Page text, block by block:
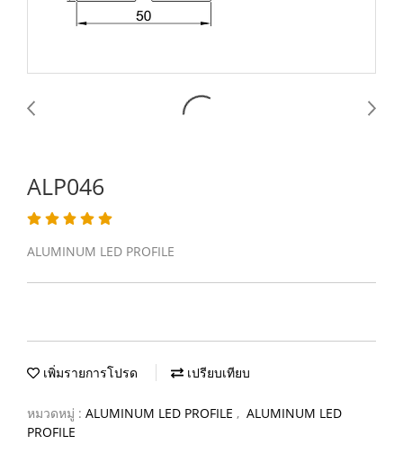
ALP046
ALUMINUM LED PROFILE
เพิ่มรายการโปรด เปรียบเทียบ
หมวดหมู่ : ALUMINUM LED PROFILE , ALUMINUM LED
PROFILE